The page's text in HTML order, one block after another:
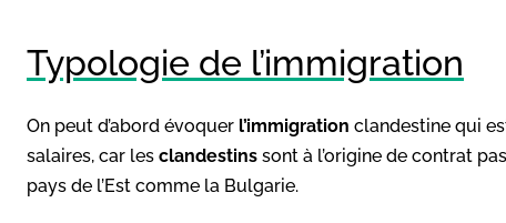
Typologie de l’immigration
On peut d’abord évoquer l’immigration clandestine qui
salaires, car les clandestins sont à l’origine de contrat
pays de l’Est comme la Bulgarie.